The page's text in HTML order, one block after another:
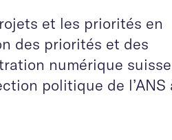
et les priorités en
des priorités et des
numérique suisse
politique de l’ANS